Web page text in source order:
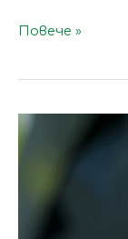
Повече »
Приложение